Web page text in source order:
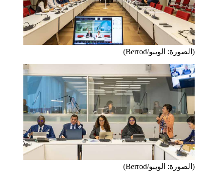
(الصورة: الويبو/Berrod)
(الصورة: الويبو/Berrod)